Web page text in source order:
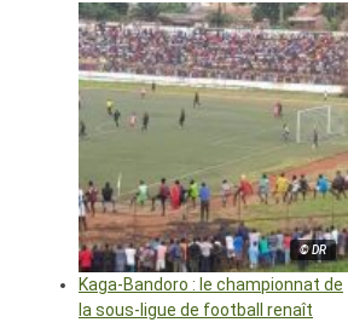
© DR
Kaga-Bandoro : le championnat de
la sous-ligue de football renaît